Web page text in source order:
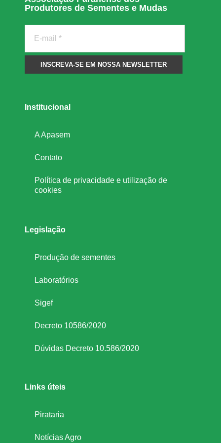
Produtores de Sementes e Mudas
Institucional
A Apasem
Contato
Política de privacidade e utilização de
cookies
Legislação
Produção de sementes
Laboratórios
Sigef
Decreto 10586/2020
Dúvidas Decreto 10.586/2020
Links úteis
Pirataria
Notícias Agro